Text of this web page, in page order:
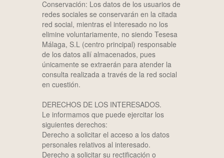
Conservación: Los datos de los usuarios de
redes sociales se conservarán en la citada
red social, mientras el interesado no los
elimine voluntariamente, no siendo Tesesa
Málaga, S.L (centro principal) responsable
de los datos allí almacenados, pues
únicamente se extraerán para atender la
consulta realizada a través de la red social
en cuestión.
DERECHOS DE LOS INTERESADOS.
Le informamos que puede ejercitar los
siguientes derechos:
Derecho a solicitar el acceso a los datos
personales relativos al interesado.
Derecho a solicitar su rectificación o